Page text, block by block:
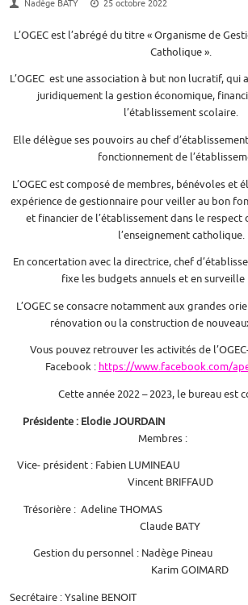
Nadège BATY 25 octobre 2022
L’OGEC est l’abrégé du titre « Organisme de
Catholique ».
L’OGEC est une association à but non lucratif, qui
juridiquement la gestion économique,
l’établissement scolaire.
Elle délègue ses pouvoirs au chef
fonctionnement de
L’OGEC est composé de membres, bénévoles et
expérience de gestionnaire pour veiller au bon
et financier de l’établissement dans le respect
l’enseignement catholique.
En concertation avec la directrice, chef
fixe les budgets annuels et en surveille
L’OGEC se consacre notamment aux grandes
rénovation ou la construction de
Vous pouvez retrouver les activités de
Facebook : https://www.facebook.com/
Cette année 2022 – 2023, le bureau est
Présidente : Elodie JOURDAIN
Membres :
Vice- président : Fabien
Vincent BRIFFAUD
Trésorière : Adeline
Claude BATY
Gestion du personnel :
Karim
Secrétaire : Ysaline